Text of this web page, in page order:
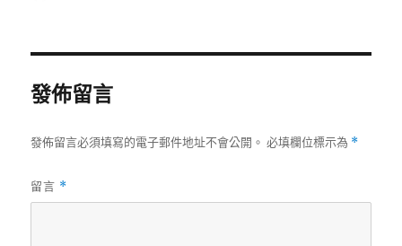
發佈留言
發佈留言必須填寫的電子郵件地址不會公開。 必填欄位標示為 *
留言 *